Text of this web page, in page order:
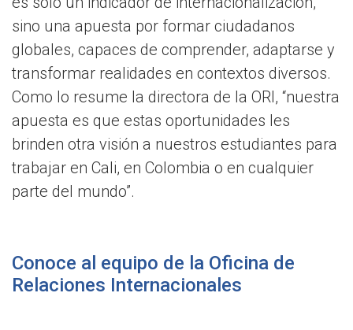
sino una apuesta por formar ciudadanos
globales, capaces de comprender, adaptarse y
transformar realidades en contextos diversos.
Como lo resume la directora de la ORI, “nuestra
apuesta es que estas oportunidades les
brinden otra visión a nuestros estudiantes para
trabajar en Cali, en Colombia o en cualquier
parte del mundo”.
Conoce al equipo de la Oficina de
Relaciones Internacionales